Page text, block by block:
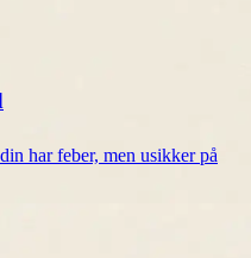
har feber, men usikker på